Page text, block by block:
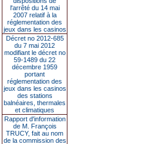
l'arrêté du 14 mai
2007 relatif à la
réglementation des
jeux dans les casinos
Décret no 2012-685
du 7 mai 2012
modifiant le décret no
59-1489 du 22
décembre 1959
portant
réglementation des
jeux dans les casinos
des stations
balnéaires, thermales
et climatiques
Rapport d'information
de M. François
TRUCY, fait au nom
de la commission des